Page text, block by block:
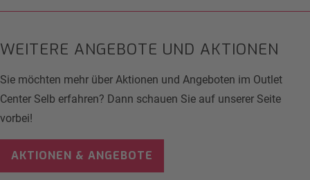
WEITERE ANGEBOTE UND AKTIONEN
Sie möchten mehr über Aktionen und Angeboten im Outlet
Center Selb erfahren? Dann schauen Sie auf unserer Seite
vorbei!
AKTIONEN & ANGEBOTE